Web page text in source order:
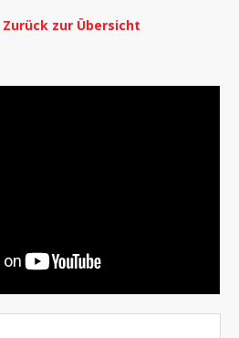
Zurück zur Übersicht